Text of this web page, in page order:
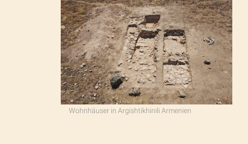
Wohnhäuser in Argishtikhinili Armenien